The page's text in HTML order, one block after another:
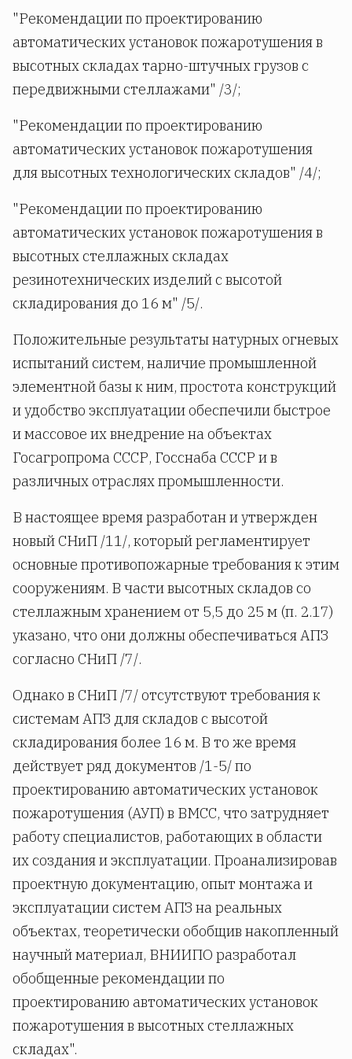
"Рекомендации по проектированию
автоматических установок пожаротушения в
высотных складах тарно-штучных грузов с
передвижными стеллажами" /3/;
"Рекомендации по проектированию
автоматических установок пожаротушения
для высотных технологических складов" /4/;
"Рекомендации по проектированию
автоматических установок пожаротушения в
высотных стеллажных складах
резинотехнических изделий с высотой
складирования до 16 м" /5/.
Положительные результаты натурных огневых
испытаний систем, наличие промышленной
элементной базы к ним, простота конструкций
и удобство эксплуатации обеспечили быстрое
и массовое их внедрение на объектах
Госагропрома СССР, Госснаба СССР и в
различных отраслях промышленности.
В настоящее время разработан и утвержден
новый СНиП /11/, который регламентирует
основные противопожарные требования к этим
сооружениям. В части высотных складов со
стеллажным хранением от 5,5 до 25 м (п. 2.17)
указано, что они должны обеспечиваться АПЗ
согласно СНиП /7/.
Однако в СНиП /7/ отсутствуют требования к
системам АПЗ для складов с высотой
складирования более 16 м. В то же время
действует ряд документов /1-5/ по
проектированию автоматических установок
пожаротушения (АУП) в ВМСС, что затрудняет
работу специалистов, работающих в области
их создания и эксплуатации. Проанализировав
проектную документацию, опыт монтажа и
эксплуатации систем АПЗ на реальных
объектах, теоретически обобщив накопленный
научный материал, ВНИИПО разработал
обобщенные рекомендации по
проектированию автоматических установок
пожаротушения в высотных стеллажных
складах".